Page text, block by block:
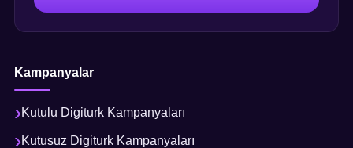
Kampanyalar
Kutulu Digiturk Kampanyaları
Kutusuz Digiturk Kampanyaları